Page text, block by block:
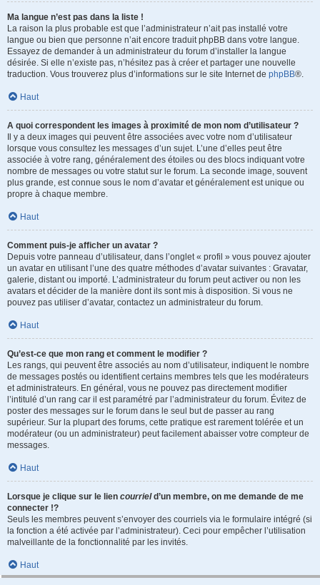
Ma langue n’est pas dans la liste !
La raison la plus probable est que l’administrateur n’ait pas installé votre
langue ou bien que personne n’ait encore traduit phpBB dans votre langue.
Essayez de demander à un administrateur du forum d’installer la langue
désirée. Si elle n’existe pas, n’hésitez pas à créer et partager une nouvelle
traduction. Vous trouverez plus d’informations sur le site Internet de phpBB®.
Haut
A quoi correspondent les images à proximité de mon nom d’utilisateur ?
Il y a deux images qui peuvent être associées avec votre nom d’utilisateur
lorsque vous consultez les messages d’un sujet. L’une d’elles peut être
associée à votre rang, généralement des étoiles ou des blocs indiquant votre
nombre de messages ou votre statut sur le forum. La seconde image, souvent
plus grande, est connue sous le nom d’avatar et généralement est unique ou
propre à chaque membre.
Haut
Comment puis-je afficher un avatar ?
Depuis votre panneau d’utilisateur, dans l’onglet « profil » vous pouvez ajouter
un avatar en utilisant l’une des quatre méthodes d’avatar suivantes : Gravatar,
galerie, distant ou importé. L’administrateur du forum peut activer ou non les
avatars et décider de la manière dont ils sont mis à disposition. Si vous ne
pouvez pas utiliser d’avatar, contactez un administrateur du forum.
Haut
Qu’est-ce que mon rang et comment le modifier ?
Les rangs, qui peuvent être associés au nom d’utilisateur, indiquent le nombre
de messages postés ou identifient certains membres tels que les modérateurs
et administrateurs. En général, vous ne pouvez pas directement modifier
l’intitulé d’un rang car il est paramétré par l’administrateur du forum. Évitez de
poster des messages sur le forum dans le seul but de passer au rang
supérieur. Sur la plupart des forums, cette pratique est rarement tolérée et un
modérateur (ou un administrateur) peut facilement abaisser votre compteur de
messages.
Haut
Lorsque je clique sur le lien courrield’un membre, on me demande de me
connecter !?
Seuls les membres peuvent s’envoyer des courriels via le formulaire intégré (si
la fonction a été activée par l’administrateur). Ceci pour empêcher l’utilisation
malveillante de la fonctionnalité par les invités.
Haut